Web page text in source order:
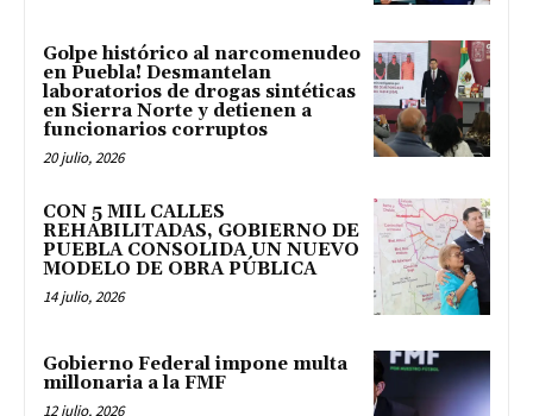
Golpe histórico al narcomenudeo
en Puebla! Desmantelan
laboratorios de drogas sintéticas
en Sierra Norte y detienen a
funcionarios corruptos
20 julio, 2026
CON 5 MIL CALLES
REHABILITADAS, GOBIERNO DE
PUEBLA CONSOLIDA UN NUEVO
MODELO DE OBRA PÚBLICA
14 julio, 2026
Gobierno Federal impone multa
millonaria a la FMF
12 julio, 2026